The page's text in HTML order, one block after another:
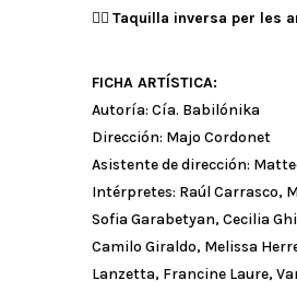
👉🏼 Taquilla inversa per les
FICHA ARTÍSTICA:
Autoría: Cía. Babilónika
Dirección: Majo Cordonet
Asistente de dirección:
Intérpretes: Raúl Carrasco,
Sofia Garabetyan, Cecilia
Camilo Giraldo, Melissa
Lanzetta, Francine Laure,